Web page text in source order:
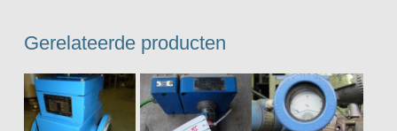
Gerelateerde producten